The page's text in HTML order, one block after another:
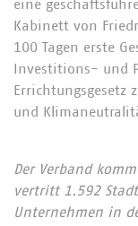
eine
Kabinett von
100 Tagen erste
Investitions- und
Errichtungsgesetz
und
Der Verband
vertritt 1.592
Unternehmen in